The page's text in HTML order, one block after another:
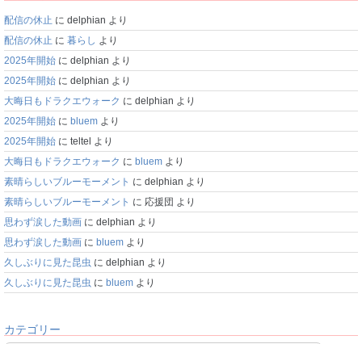
配信の休止 に delphian より
配信の休止 に 暮らし より
2025年開始 に delphian より
2025年開始 に delphian より
大晦日もドラクエウォーク に delphian より
2025年開始 に bluem より
2025年開始 に teltel より
大晦日もドラクエウォーク に bluem より
素晴らしいブルーモーメント に delphian より
素晴らしいブルーモーメント に 応援団 より
思わず涙した動画 に delphian より
思わず涙した動画 に bluem より
久しぶりに見た昆虫 に delphian より
久しぶりに見た昆虫 に bluem より
カテゴリー